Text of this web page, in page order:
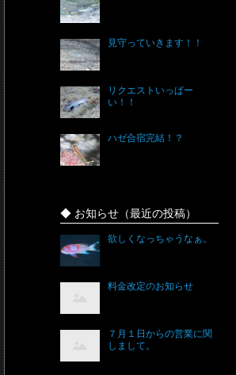
見守っていきます！！
リクエストいっぱー
い！！
ハゼ合宿完結！？
◆ お知らせ（最近の投稿）
欲しくなっちゃうなぁ。
料金改定のお知らせ
７月１日からの営業に関
しまして。